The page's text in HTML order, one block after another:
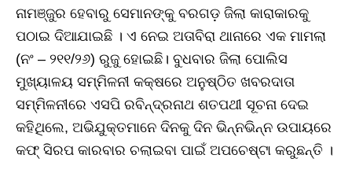
ନାମଞ୍ଜୁର ହେବାରୁ ସେମାନଙ୍କୁ ବରଗଡ଼ ଜିଲା କାରାକାରକୁ
ପଠାଇ ଦିଆଯାଇଛି । ଏ ନେଇ ଅତାବିରା ଥାନାରେ ଏକ ମାମଲା
(ନଂ – ୨୧୧/୨୬) ରୁଜୁ ହୋଇଛି। ବୁଧବାର ଜିଲା ପୋଲିସ
ମୁଖ୍ୟାଳୟ ସମ୍ମିଳନୀ କକ୍ଷରେ ଅନୁଷ୍ଠିତ ଖବରଦାତା
ସମ୍ମିଳନୀରେ ଏସପି ରବିନ୍ଦ୍ରନାଥ ଶତପଥୀ ସୂଚନା ଦେଇ
କହିଥିଲେ, ଅଭିଯୁକ୍ତମାନେ ଦିନକୁ ଦିନ ଭିନ୍ନଭିନ୍ନ ଉପାୟରେ
କଫ୍ ସିରପ କାରବାର ଚଲାଇବା ପାଇଁ ଅପଚେଷ୍ଟା କରୁଛନ୍ତି ।